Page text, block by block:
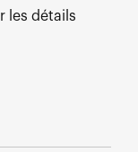
les détails